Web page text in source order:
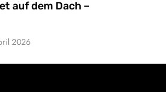
auf dem Dach –
2026